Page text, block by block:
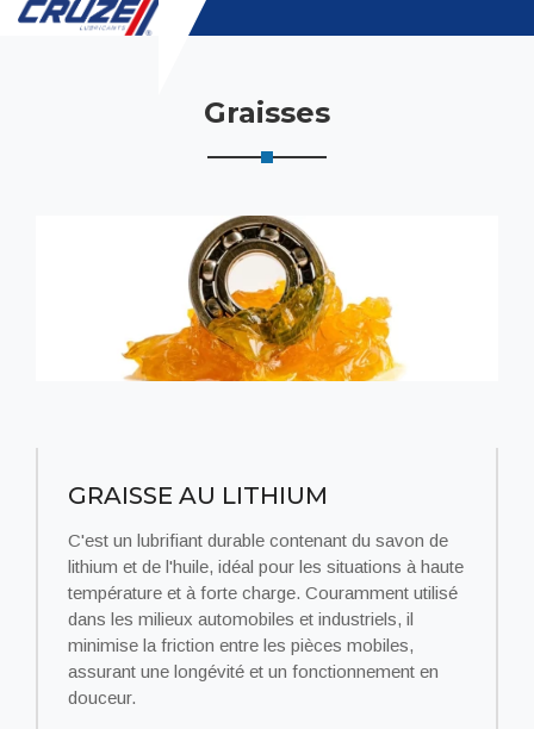
Graisses
GRAISSE AU LITHIUM
C'est un lubrifiant durable contenant du savon de
lithium et de l'huile, idéal pour les situations à haute
température et à forte charge. Couramment utilisé
dans les milieux automobiles et industriels, il
minimise la friction entre les pièces mobiles,
assurant une longévité et un fonctionnement en
douceur.